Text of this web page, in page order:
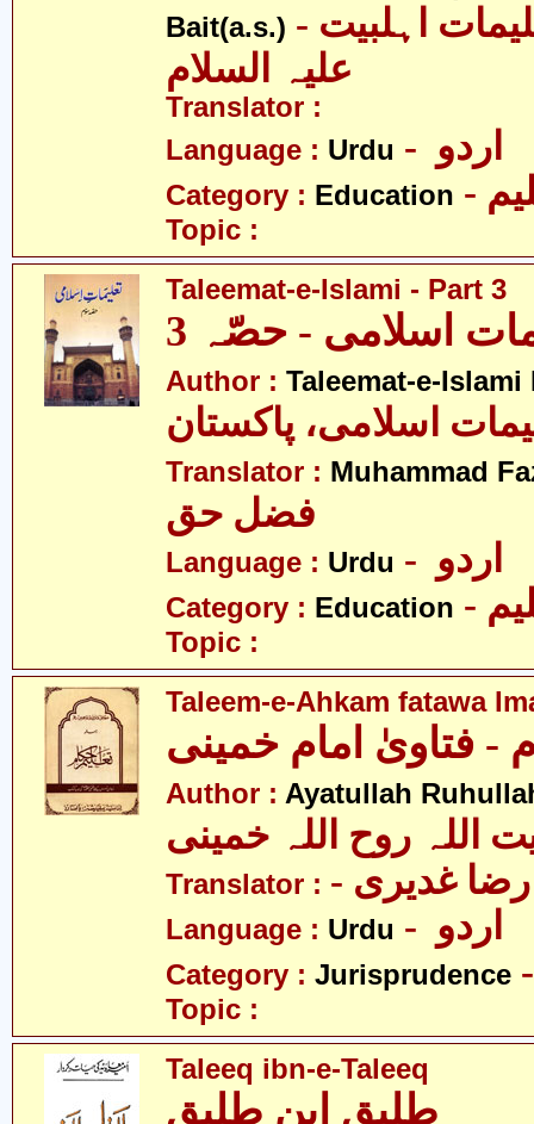
Bait(a.s.) - ادارہ فروغ تعلیمات اہلبیت
علیہ السلام
Translator :
Language : Urdu
Category : Education
Topic :
Taleemat-e-Islami - Part 3
اسلامی - حصّہ 3
Author : Taleemat-e-Islami
اسلامی، پاکستان
Translator : Muhammad
فضل حق
Language : Urdu
Category : Education
Topic :
Taleem-e-Ahkam fatawa
- فتاویٰ امام خمینی
Author : Ayatullah
اللہ روح اللہ خمینی
Translator : غدیری
Language : Urdu
Category : Jurisprudence
Topic :
Taleeq ibn-e-Taleeq